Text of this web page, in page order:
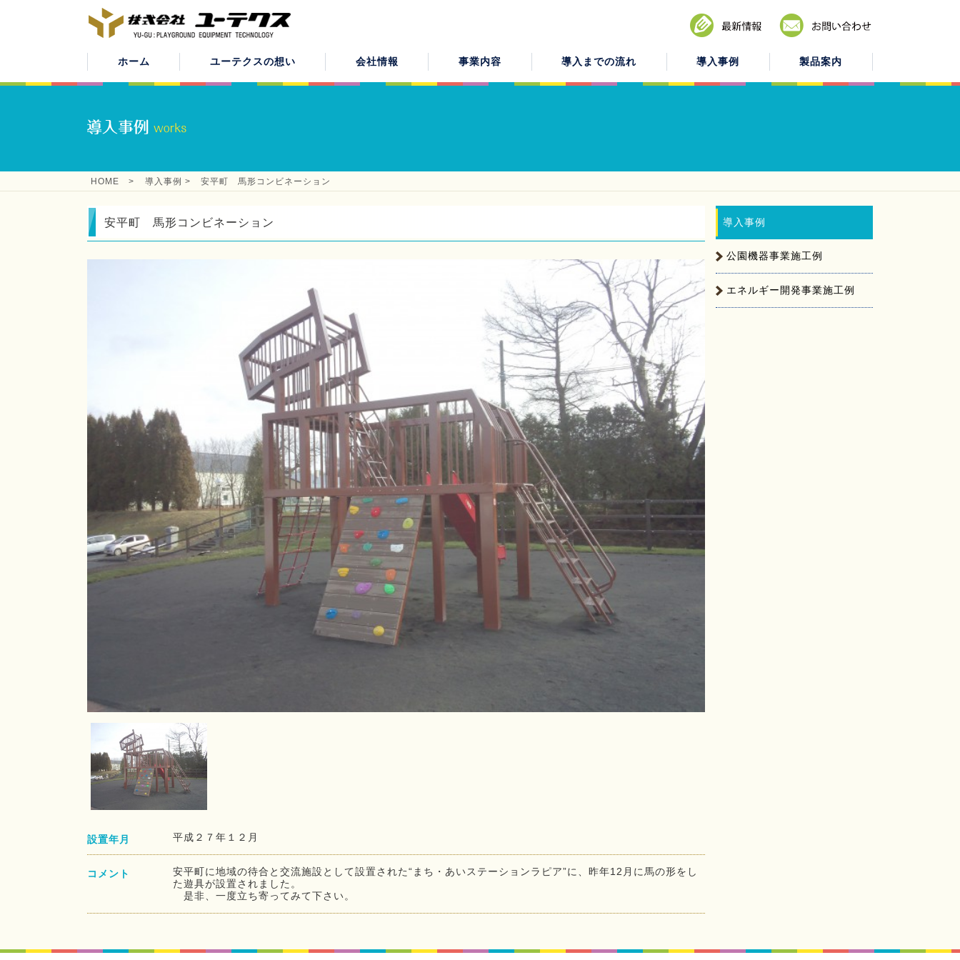
ホーム ユーテクスの想い
ワンストップサービスで想いを形にします これからのユーテクス
会社情報
会社概要
沿革 アクセスマップ
事業内容
メンテナンス業務 建築工事業
エネルギー開発事業
導入までの流れ 導入事例
公園機器事業施工例 エネルギー開発事業施工例
製品案内
ファニチャー
人工スケートリンク
HOME > 導入事例 > 安平町 馬形コンビネーション
安平町 馬形コンビネーション
設置年月 平成２７年１２月
コメント
安平町に地域の待合と交流施設として設置された“まち・あいステーションラピア”に、昨年12月に馬の形をし
た遊具が設置されました。
是非、一度立ち寄ってみて下さい。
導入事例
公園機器事業施工例
エネルギー開発事業施工例